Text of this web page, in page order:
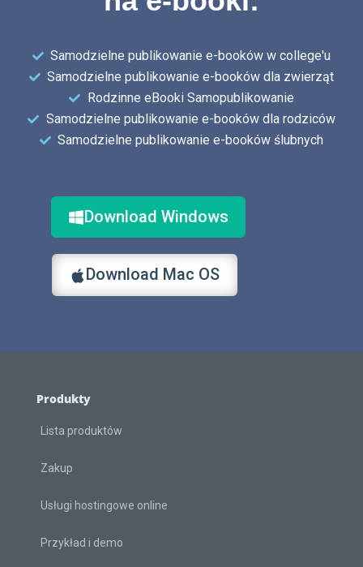
Samodzielne publikowanie e-booków w college'u
Samodzielne publikowanie e-booków dla zwierząt
Rodzinne eBooki Samopublikowanie
Samodzielne publikowanie e-booków dla rodziców
Samodzielne publikowanie e-booków ślubnych
Download Windows
Download Mac OS
Produkty
Lista produktów
Zakup
Usługi hostingowe online
Przykład i demo